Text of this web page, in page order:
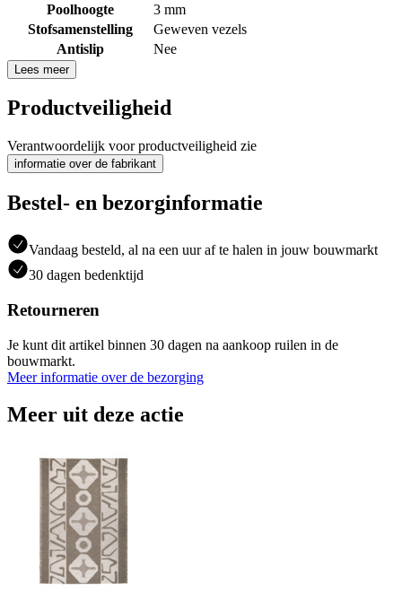
Poolhoogte
3 mm
Stofsamenstelling
Geweven vezels
Antislip
Nee
Lees meer
Productveiligheid
Verantwoordelijk voor productveiligheid zie
informatie over de fabrikant
Bestel- en bezorginformatie
Vandaag besteld, al na een uur af te halen in jouw bouwmarkt
30 dagen bedenktijd
Retourneren
Je kunt dit artikel binnen 30 dagen na aankoop ruilen in de
bouwmarkt.
Meer informatie over de bezorging
Meer uit deze actie